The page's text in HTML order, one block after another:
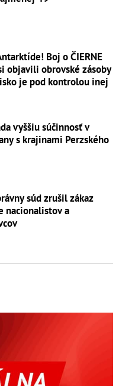
Boj o ČIERNE
objavili obrovské zásoby
je pod kontrolou inej
vyššiu súčinnosť v
s krajinami Perzského
súd zrušil zákaz
nacionalistov a